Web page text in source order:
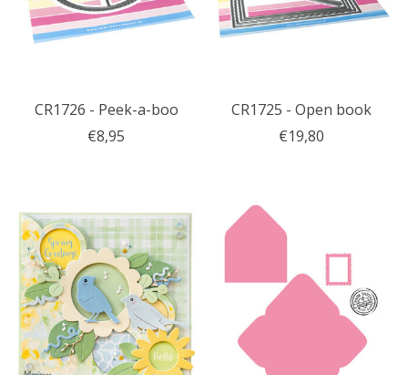
CR1726 - Peek-a-boo
€8,95
CR1725 - Open book
€19,80